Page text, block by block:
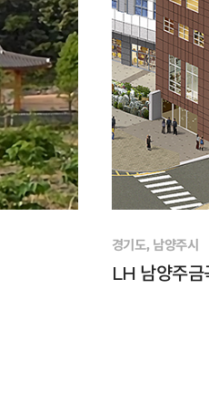
경기도, 남양주시
LH 남양주금